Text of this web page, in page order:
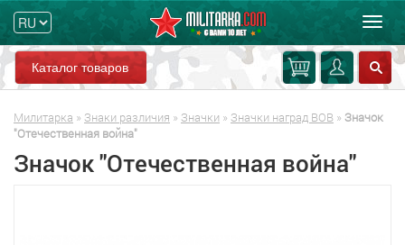
Каталог товаров
Милитарка » Знаки различия » Значки » Значки наград ВОВ » Значок
"Отечественная война"
Значок "Отечественная война"